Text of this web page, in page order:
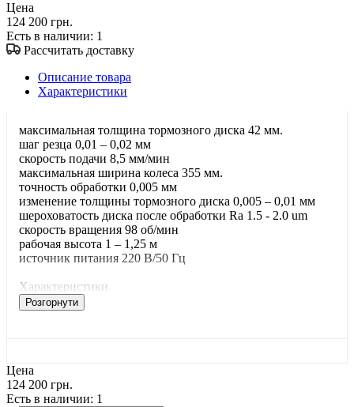
Цена
124 200 грн.
Есть в наличии: 1
Рассчитать доставку
Описание товара
Характеристики
максимальная толщина тормозного диска 42 мм.
шаг резца 0,01 – 0,02 мм
скорость подачи 8,5 мм/мин
максимальная ширина колеса 355 мм.
точность обработки 0,005 мм
изменение толщины тормозного диска 0,005 – 0,01 мм
шероховатость диска после обработки Ra 1.5 - 2.0 um
скорость вращения 98 об/мин
рабочая высота 1 – 1,25 м
источник питания 220 В/50 Гц
Характеристики
Розгорнути
Цена
124 200 грн.
Есть в наличии: 1